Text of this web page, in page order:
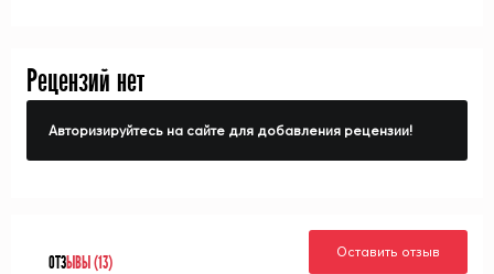
Рецензий нет
Авторизируйтесь на сайте для добавления рецензии!
ОТЗЫВЫ (13)
Оставить отзыв